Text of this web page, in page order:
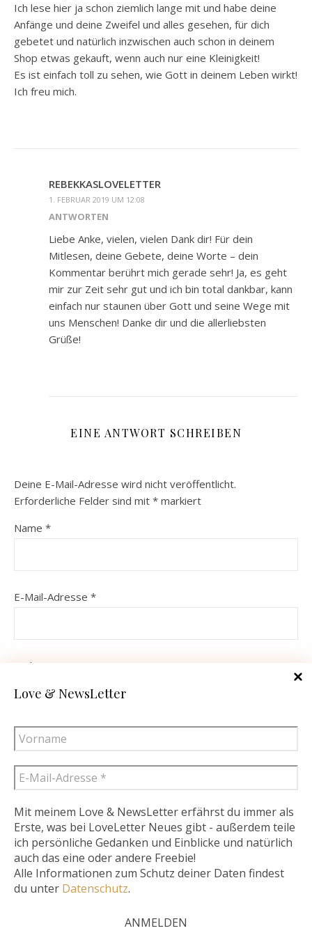
Love & NewsLetter
Mit meinem Love & NewsLetter erfährst du immer als
Erste, was bei LoveLetter Neues gibt - außerdem teile
ich persönliche Gedanken und Einblicke und natürlich
auch das eine oder andere Freebie!
Alle Informationen zum Schutz deiner Daten findest
du unter Datenschutz.
Ich lese hier ja schon ziemlich lange mit und habe deine
Anfänge und deine Zweifel und alles gesehen, für dich
gebetet und natürlich inzwischen auch schon in deinem
Shop etwas gekauft, wenn auch nur eine Kleinigkeit!
Es ist einfach toll zu sehen, wie Gott in deinem Leben wirkt!
Ich freu mich.
REBEKKASLOVELETTER
1. FEBRUAR 2019 UM 12:08
ANTWORTEN
Liebe Anke, vielen, vielen Dank dir! Für dein
Mitlesen, deine Gebete, deine Worte – dein
Kommentar berührt mich gerade sehr! Ja, es geht
mir zur Zeit sehr gut und ich bin total dankbar, kann
einfach nur staunen über Gott und seine Wege mit
uns Menschen! Danke dir und die allerliebsten
Grüße!
EINE ANTWORT SCHREIBEN
Deine E-Mail-Adresse wird nicht veröffentlicht.
Erforderliche Felder sind mit * markiert
Name *
E-Mail-Adresse *
Website
Name, E-Mail-Adresse und Website in diesem Browser für
meinen nächsten Kommentar speichern.
Diese Website verwendet Cookies – nähere Informationen dazu
und zu Ihren Rechten als Benutzer finden Sie in meiner
Datenschutzerklärung. Klicken Sie auf „Ich stimme zu“, um
Ich stimme zu.